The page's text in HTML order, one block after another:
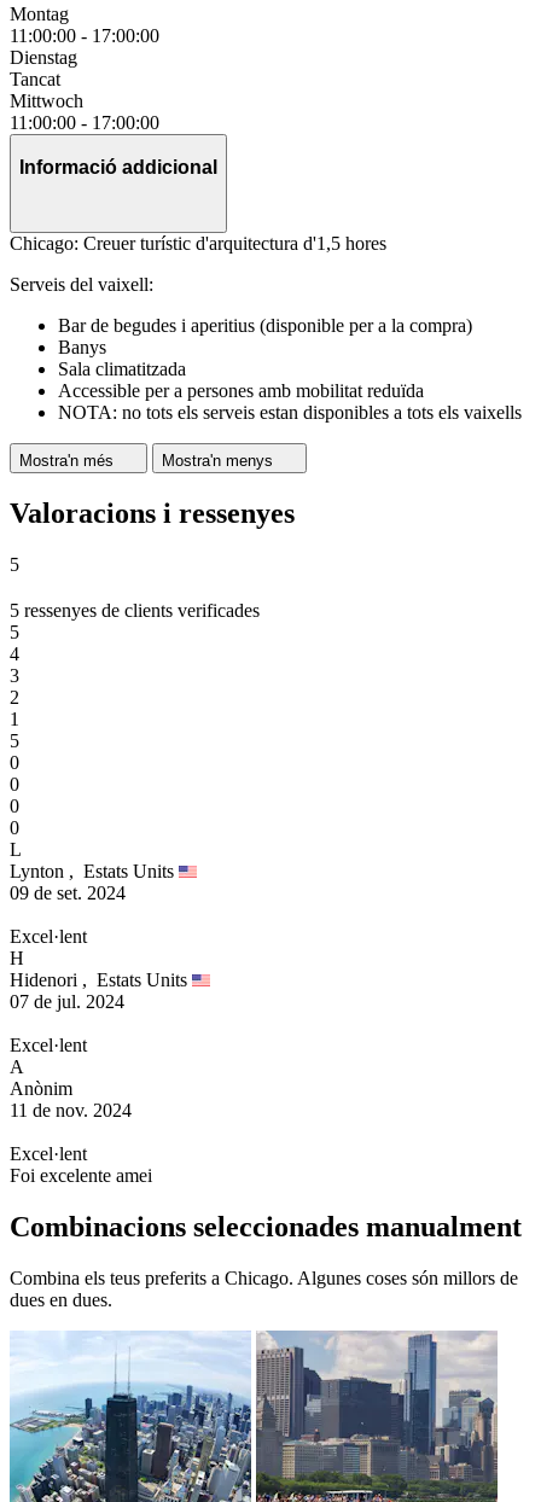
Montag
11:00:00 - 17:00:00
Dienstag
Tancat
Mittwoch
11:00:00 - 17:00:00
Informació addicional
Chicago: Creuer turístic d'arquitectura d'1,5 hores
Serveis del vaixell:
Bar de begudes i aperitius (disponible per a la compra)
Banys
Sala climatitzada
Accessible per a persones amb mobilitat reduïda
NOTA: no tots els serveis estan disponibles a tots els vaixells
Mostra'n més Mostra'n menys
Valoracions i ressenyes
5
5 ressenyes de clients verificades
5
4
3
2
1
5
0
0
0
0
L
Lynton , Estats Units
09 de set. 2024
Excel·lent
H
Hidenori , Estats Units
07 de jul. 2024
Excel·lent
A
Anònim
11 de nov. 2024
Excel·lent
Foi excelente amei
Combinacions seleccionades manualment
Combina els teus preferits a Chicago. Algunes coses són millors de
dues en dues.